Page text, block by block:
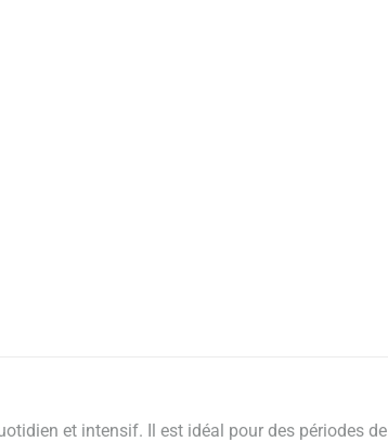
et intensif. Il est idéal pour des périodes de